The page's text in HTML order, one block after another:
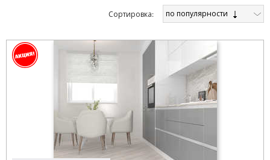
Cортировка: по популярности